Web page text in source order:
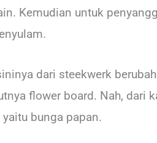
Kemudian untuk
dari steekwerk
flower board. Nah, dari
bunga papan.